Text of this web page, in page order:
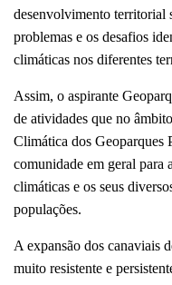
desenvolvimento territorial
problemas e os desafios
climáticas nos diferentes
Assim, o aspirante
de atividades que no
Climática dos Geoparques
comunidade em geral para
climáticas e os seus
populações.
A expansão dos canaviais
muito resistente e